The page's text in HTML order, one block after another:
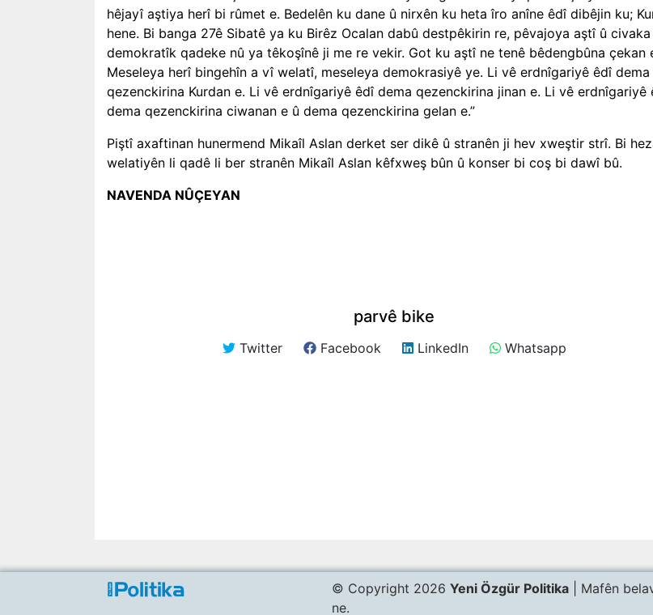
hêjayî aştiya herî bi rûmet e. Bedelên ku dane û nirxên ku heta îro anîne êdî dibêjin ku;
hene. Bi banga 27ê Sibatê ya ku Birêz Ocalan dabû destpêkirin re, pêvajoya aştî û civaka
demokratîk qadeke nû ya têkoşînê ji me re vekir. Got ku aştî ne tenê bêdengbûna çekan
Meseleya herî bingehîn a vî welatî, meseleya demokrasiyê ye. Li vê erdnîgariyê êdî dema
qezenckirina Kurdan e. Li vê erdnîgariyê êdî dema qezenckirina jinan e. Li vê erdnîgariyê
dema qezenckirina ciwanan e û dema qezenckirina gelan e.”
Piştî axaftinan hunermend Mikaîl Aslan derket ser dikê û stranên ji hev xweştir strî. Bi
welatiyên li qadê li ber stranên Mikaîl Aslan kêfxweş bûn û konser bi coş bi dawî bû.
NAVENDA NÛÇEYAN
parvê bike
Twitter Facebook LinkedIn Whatsapp
© Copyright 2026 Yeni Özgür Politika| Mafên
ne.